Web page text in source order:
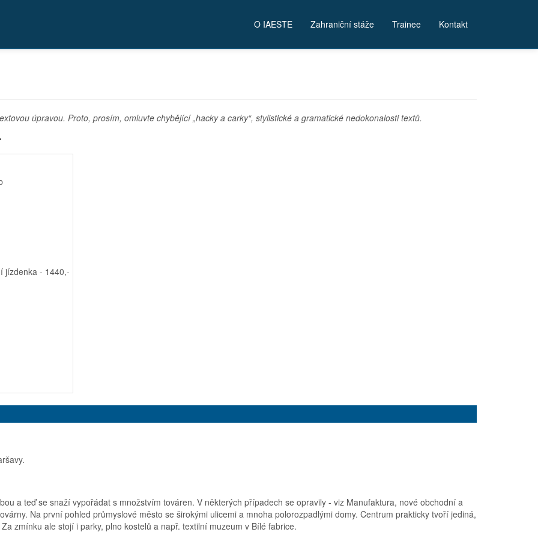
O IAESTE Zahraniční stáže Trainee Kontakt
úpravou. Proto, prosím, omluvte chybějící „hacky a carky“, stylistické a gramatické nedokonalosti textů.
jízdenka - 1440,-
a teď se snaží vypořádat s množstvím továren. V některých případech se opravily - viz Manufaktura, nové obchodní a
Na první pohled průmyslové město se širokými ulicemi a mnoha polorozpadlými domy. Centrum prakticky tvoří jediná,
zmínku ale stojí i parky, plno kostelů a např. textilní muzeum v Bílé fabrice.